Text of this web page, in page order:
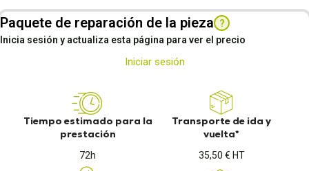
Paquete de reparación de la pieza ?
Inicia sesión y actualiza esta página para ver el precio
Iniciar sesión
Tiempo estimado para la
prestación
72h
Transporte de ida y
vuelta*
35,50 € HT